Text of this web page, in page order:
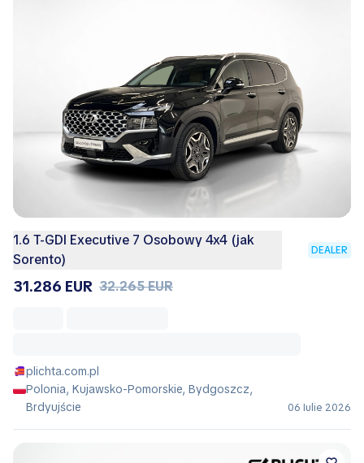
1.6 T-GDI Executive 7 Osobowy 4x4 (jak
Sorento)
DEALER
31.286 EUR 32.265 EUR
plichta.com.pl
Polonia, Kujawsko-Pomorskie, Bydgoszcz,
Brdyujście
06 Iulie 2026